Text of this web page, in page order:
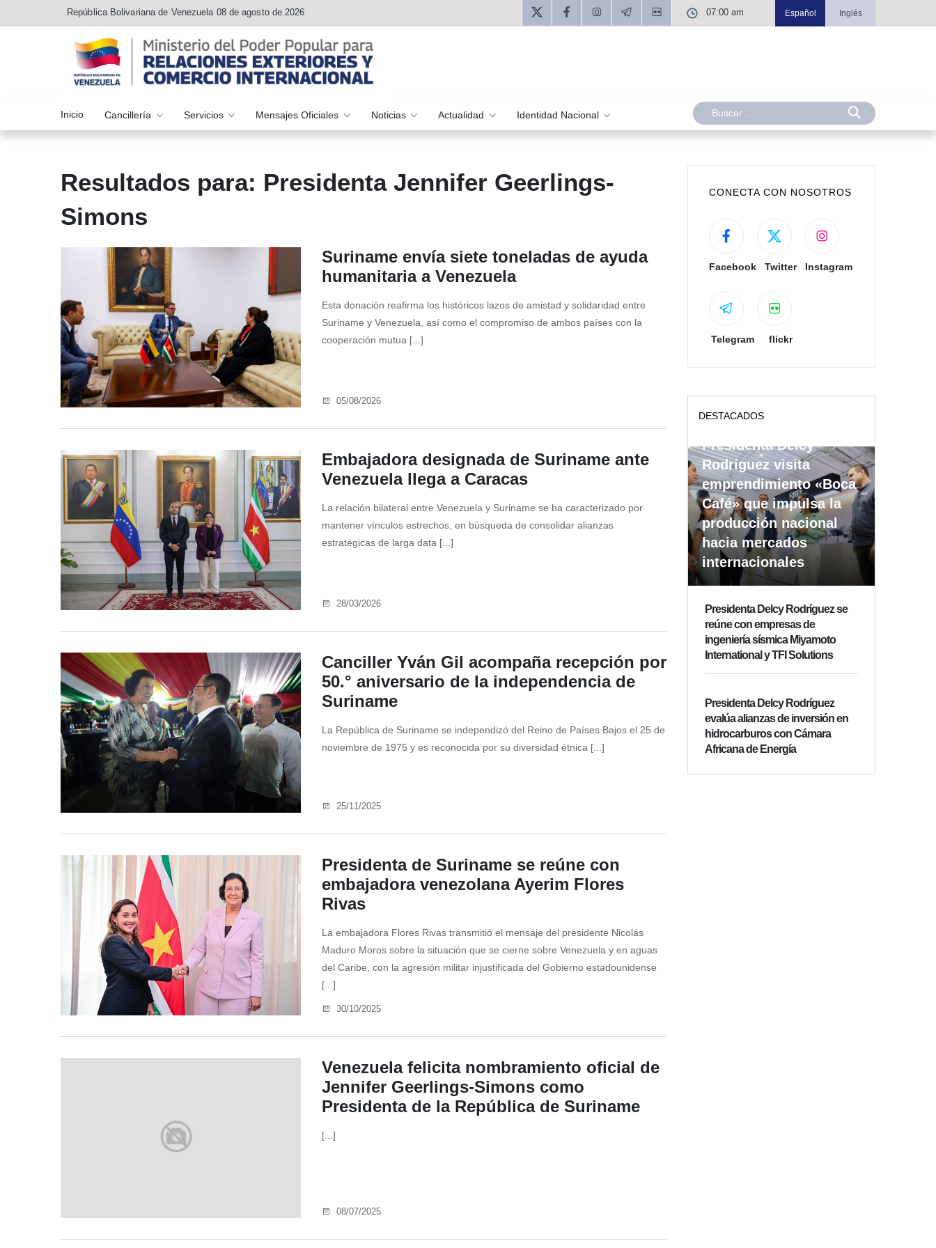
República Bolivariana de Venezuela 08 de agosto de 2026 07:00 am Español Inglés
Inicio Cancillería Servicios Mensajes Oficiales Noticias Actualidad Identidad Nacional
Resultados para: Presidenta Jennifer Geerlings-
Simons
Suriname envía siete toneladas de ayuda
humanitaria a Venezuela
Esta donación reafirma los históricos lazos de amistad y solidaridad entre
Suriname y Venezuela, así como el compromiso de ambos países con la
cooperación mutua [...]
05/08/2026
Embajadora designada de Suriname ante
Venezuela llega a Caracas
La relación bilateral entre Venezuela y Suriname se ha caracterizado por
mantener vínculos estrechos, en búsqueda de consolidar alianzas
estratégicas de larga data [...]
28/03/2026
Canciller Yván Gil acompaña recepción por
50.° aniversario de la independencia de
Suriname
La República de Suriname se independizó del Reino de Países Bajos el 25 de
noviembre de 1975 y es reconocida por su diversidad étnica [...]
25/11/2025
Presidenta de Suriname se reúne con
embajadora venezolana Ayerim Flores
Rivas
La embajadora Flores Rivas transmitió el mensaje del presidente Nicolás
Maduro Moros sobre la situación que se cierne sobre Venezuela y en aguas
del Caribe, con la agresión militar injustificada del Gobierno estadounidense
[...]
30/10/2025
Venezuela felicita nombramiento oficial de
Jennifer Geerlings-Simons como
Presidenta de la República de Suriname
[...]
08/07/2025
CONECTA CON NOSOTROS
Facebook Twitter Instagram
Telegram flickr
DESTACADOS
Presidenta Delcy
Rodríguez visita
emprendimiento «Boca
Café» que impulsa la
producción nacional
hacia mercados
internacionales
Presidenta Delcy Rodríguez se
reúne con empresas de
ingeniería sísmica Miyamoto
International y TFI Solutions
Presidenta Delcy Rodríguez
evalúa alianzas de inversión en
hidrocarburos con Cámara
Africana de Energía